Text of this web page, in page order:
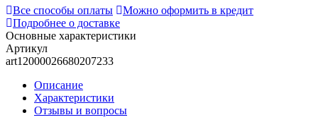
Все способы оплаты
Можно оформить в кредит
Подробнее о доставке
Основные характеристики
Артикул
art12000026680207233
Описание
Характеристики
Отзывы и вопросы